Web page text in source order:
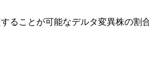
ることが可能なデルタ変異株の割